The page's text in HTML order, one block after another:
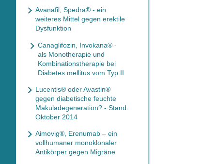
Avanafil, Spedra® - ein
weiteres Mittel gegen erektile
Dysfunktion
Canaglifozin, Invokana® -
als Monotherapie und
Kombinationstherapie bei
Diabetes mellitus vom Typ II
Lucentis® oder Avastin®
gegen diabetische feuchte
Makuladegeneration? - Stand:
Oktober 2014
Aimovig®, Erenumab – ein
vollhumaner monoklonaler
Antikörper gegen Migräne